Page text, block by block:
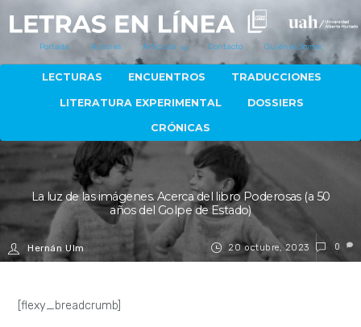
Portada Autores Artículos Contacto Quiénes Somos
LECTURAS ENCUENTROS TRADUCCIONES
LITERATURA EXPERIMENTAL DOSSIERS
CRÓNICAS
20 octubre, 2023
La luz de las imágenes. Acerca del libro Poderosas (a 50
años del Golpe de Estado)
Hernán Ulm 0
[flexy_breadcrumb]